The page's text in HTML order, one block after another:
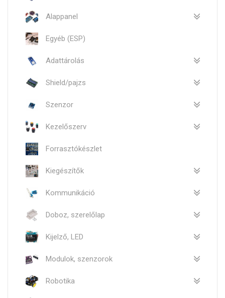
Alappanel
Egyéb (ESP)
Adattárolás
Shield/pajzs
Szenzor
Kezelőszerv
Forrasztókészlet
Kiegészítők
Kommunikáció
Doboz, szerelőlap
Kijelző, LED
Modulok, szenzorok
Robotika